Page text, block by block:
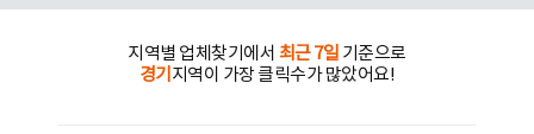
지역별 업체찾기에서 최근 7일 기준으로
경기 지역이 가장 클릭수가 많았어요!